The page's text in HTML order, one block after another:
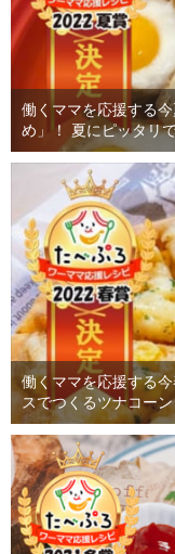
働くママを応援する
め」！ 夏にピッタリ
働くママを応援する
スでつくるツナコーン